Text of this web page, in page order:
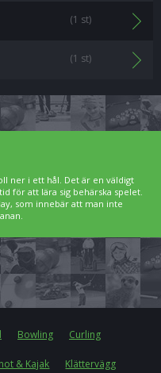
(1 st)
(1 st)
ner i ett hål. Det är en väldigt
för att lära sig behärska spelet.
som innebär att man inte
Bowling Curling
& Kajak Klättervägg